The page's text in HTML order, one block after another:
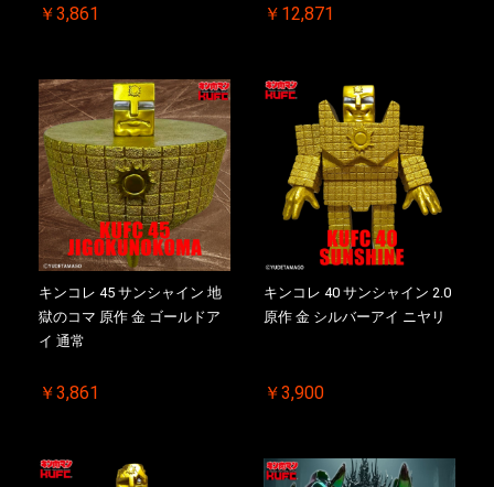
￥3,861 ￥12,871
キンコレ 45 サンシャイン 地
獄のコマ 原作 金 ゴールドア
イ 通常
￥3,861
キンコレ 40 サンシャイン 2.0
原作 金 シルバーアイ ニヤリ
￥3,900